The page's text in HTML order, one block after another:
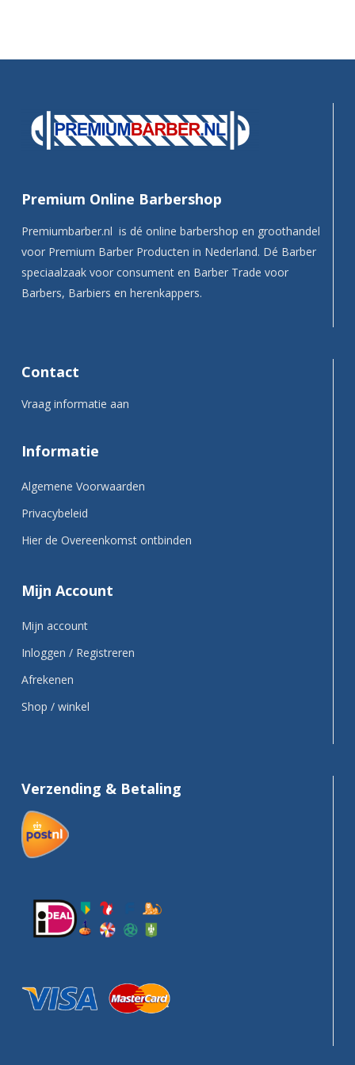
Premium Online Barbershop
Premiumbarber.nl is dé online barbershop en groothandel
voor Premium Barber Producten in Nederland. Dé Barber
speciaalzaak voor consument en Barber Trade voor
Barbers, Barbiers en herenkappers.
Contact
Vraag informatie aan
Informatie
Algemene Voorwaarden
Privacybeleid
Hier de Overeenkomst ontbinden
Mijn Account
Mijn account
Inloggen / Registreren
Afrekenen
Shop / winkel
Verzending & Betaling